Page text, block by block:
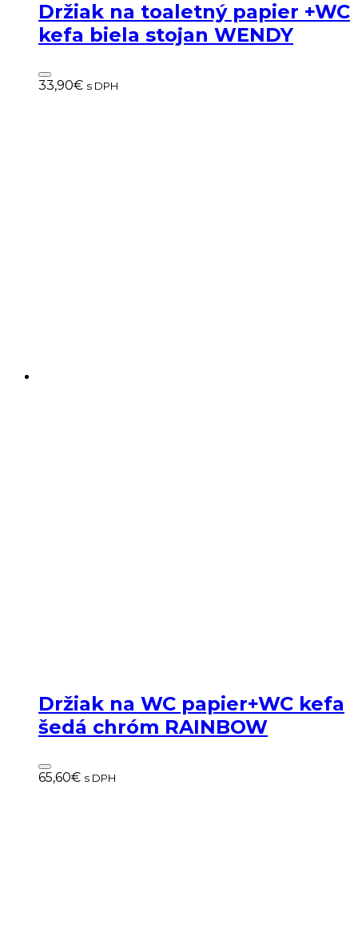
Držiak na toaletný papier +WC
kefa biela stojan WENDY
33,90€ s DPH
Držiak na WC papier+WC kefa
šedá chróm RAINBOW
65,60€ s DPH